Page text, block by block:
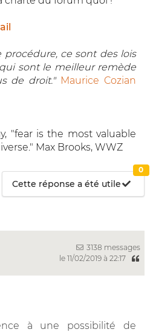
procédure, ce sont des lois
sont le meilleur remède
de droit." Maurice Cozian
"fear is the most valuable
Max Brooks, WWZ
Cette réponse a été utile
0
3138 messages
le 11/02/2019 à 22:17
à une possibilité de